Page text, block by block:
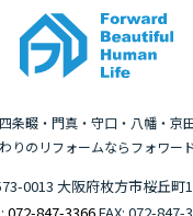
条畷・門真・守口・八幡・京
りのリフォームならフォワー
0013 大阪府枚方市桜丘町